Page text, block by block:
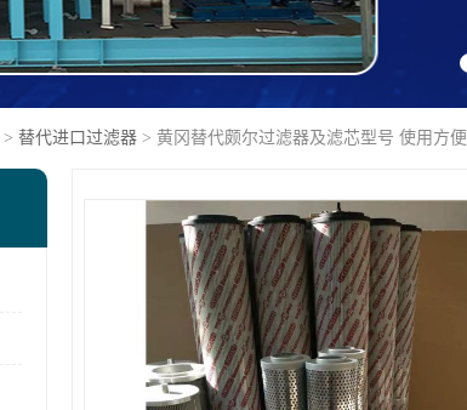
> 替代进口过滤器 > 黄冈替代颇尔过滤器及滤芯型号 使用方便